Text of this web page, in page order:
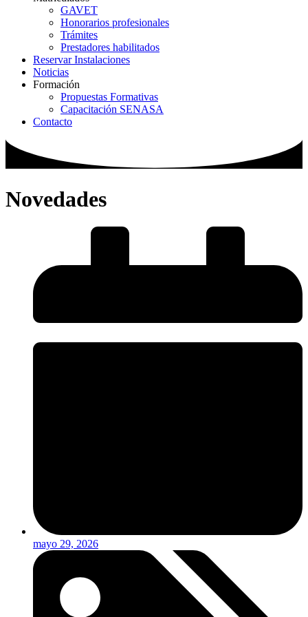
GAVET
Honorarios profesionales
Trámites
Prestadores habilitados
Reservar Instalaciones
Noticias
Formación
Propuestas Formativas
Capacitación SENASA
Contacto
Novedades
mayo 29, 2026